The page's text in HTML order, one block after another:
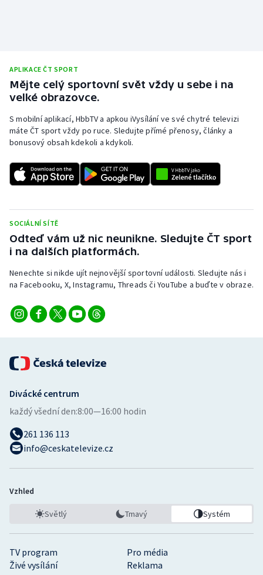
APLIKACE ČT SPORT
Mějte celý sportovní svět vždy u sebe i na
velké obrazovce.
S mobilní aplikací, HbbTV a apkou iVysílání ve své chytré televizi
máte ČT sport vždy po ruce. Sledujte přímé přenosy, články a
bonusový obsah kdekoli a kdykoli.
SOCIÁLNÍ SÍTĚ
Odteď vám už nic neunikne. Sledujte ČT sport
i na dalších platformách.
Nenechte si nikde ujít nejnovější sportovní události. Sledujte nás i
na Facebooku, X, Instagramu, Threads či YouTube a buďte v obraze.
TV program
Pro média
Živé vysílání
Reklama
Divácké centrum
každý všední den:8:00—16:00 hodin
261 136 113
info@ceskatelevize.cz
Vzhled
Světlý Tmavý Systém